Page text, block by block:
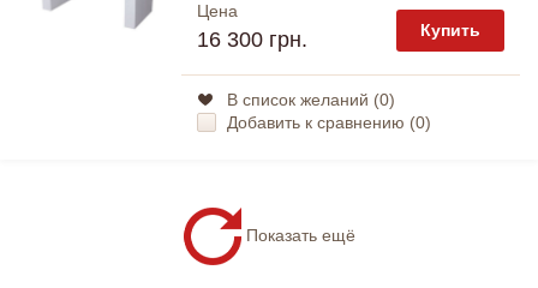
Цена
16 300 грн. Купить
В список желаний (0)
Добавить к сравнению (0)
Показать ещё